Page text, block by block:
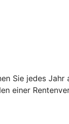
Sie jedes
einer